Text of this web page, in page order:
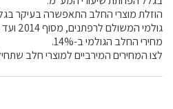
הוזלת מוצרי החלב התאפשרה בעיקר
מחירי החלב הגולמי ב-14%.
לצו המחירים המירביים למוצרי חלב שתחילתו